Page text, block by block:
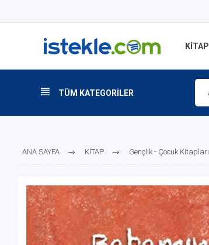
KİTAP
TÜM KATEGORİLER
ANA SAYFA KİTAP Gençlik - Çocuk Kitapları